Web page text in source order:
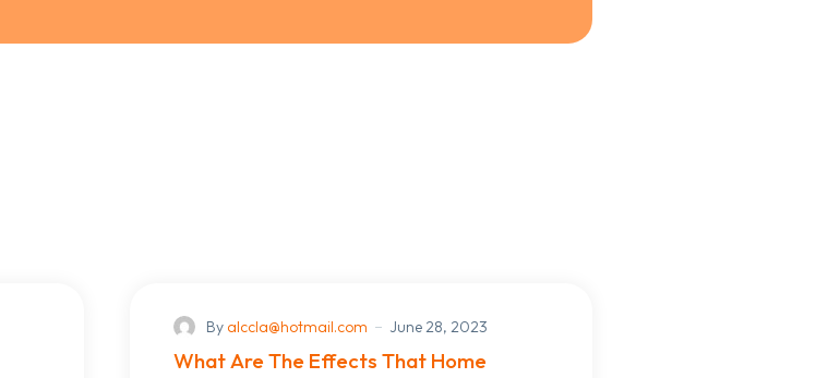
By alccla@hotmail.com June 28, 2023
What Are The Effects That Home